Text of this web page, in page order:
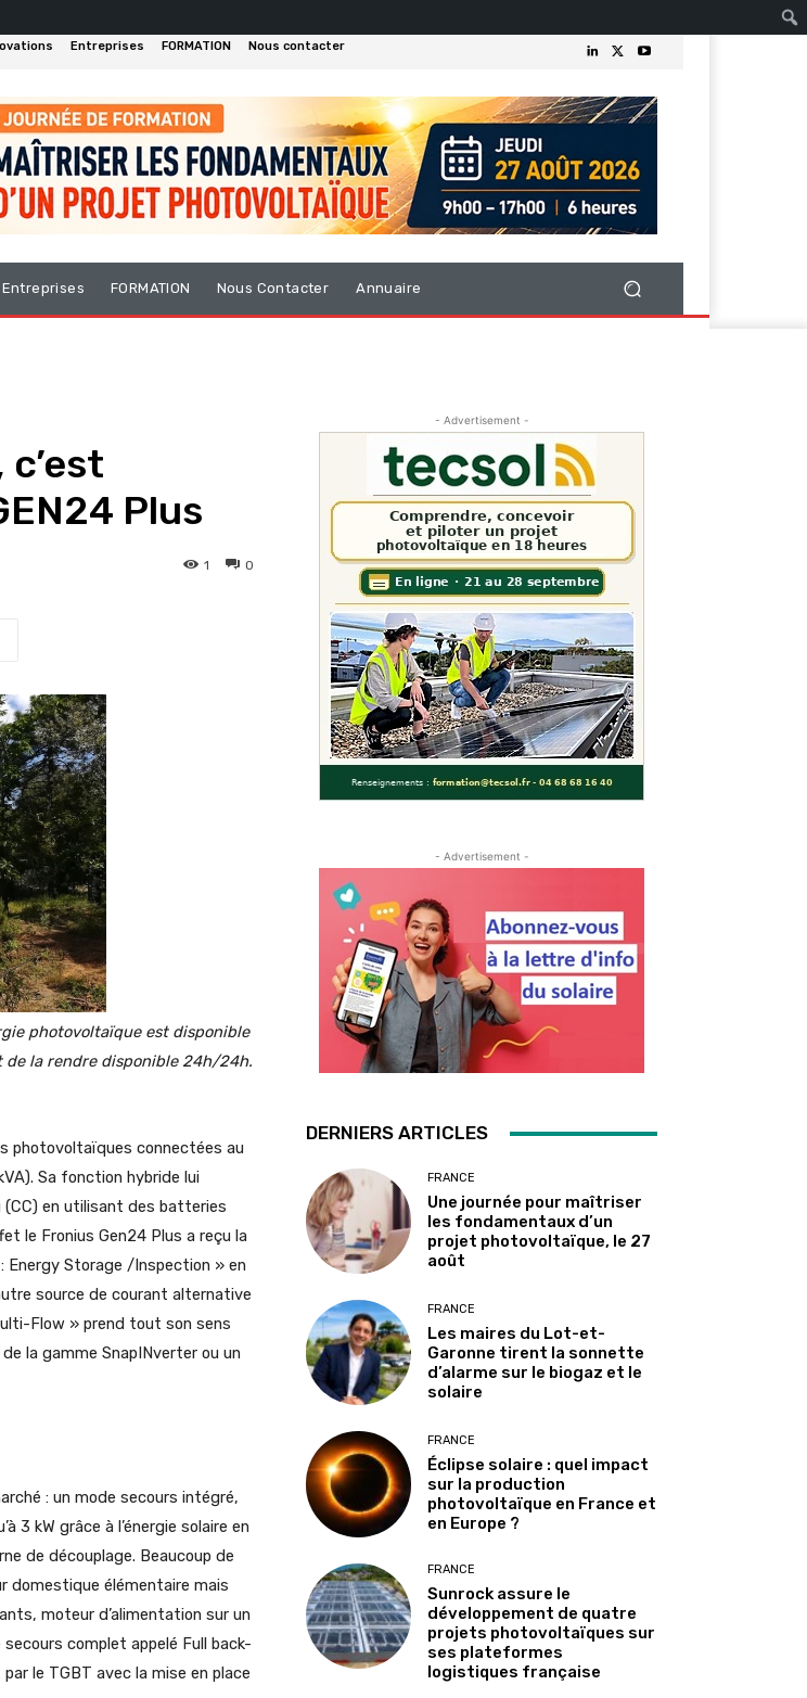
Entreprises FORMATION
Nous contacter
Entreprises FORMATION Nous Contacter Annuaire
Plus
0
1
photovoltaïque est disponible
la rendre disponible 24h/24h.
photovoltaïques connectées au
Sa fonction hybride lui
en utilisant des batteries
le Fronius Gen24 Plus a reçu la
Energy Storage /Inspection » en
source de courant alternative
Flow » prend tout son sens
la gamme SnapINverter ou un
: un mode secours intégré,
3 kW grâce à l’énergie solaire en
de découplage. Beaucoup de
domestique élémentaire mais
moteur d’alimentation sur un
complet appelé Full back-
le TGBT avec la mise en place
- Advertisement -
- Advertisement -
DERNIERS ARTICLES
FRANCE
Une journée pour maîtriser
les fondamentaux d’un
projet photovoltaïque, le 27
août
FRANCE
Les maires du Lot-et-
Garonne tirent la sonnette
d’alarme sur le biogaz et le
solaire
FRANCE
Éclipse solaire : quel impact
sur la production
photovoltaïque en France et
en Europe ?
FRANCE
Sunrock assure le
développement de quatre
projets photovoltaïques sur
ses plateformes
logistiques française